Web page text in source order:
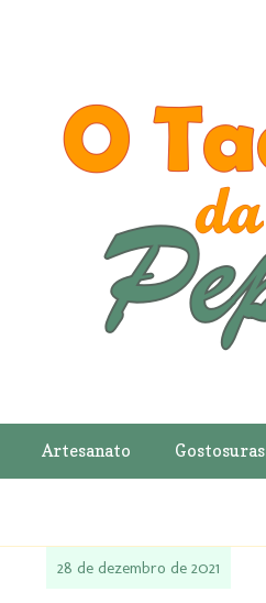
Artesanato Gostosuras
28 de dezembro de 2021